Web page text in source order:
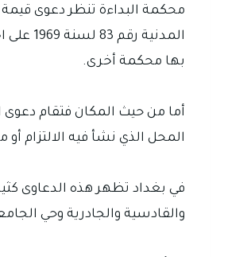
بها محكمة أخرى.
المحل الذي نشأ فيه الالتزام أو
في بغداد تظهر هذه الدعاوى
والقادسية والجادرية وحي